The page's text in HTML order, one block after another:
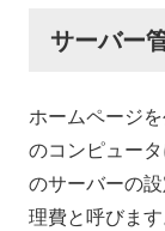
サーバー
ホームページ
のコンピュー
のサーバーの
理費と呼びま